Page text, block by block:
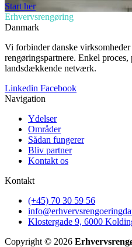
Start her
Erhvervsrengøring
Danmark
Vi forbinder danske
rengøringspartnere. Enkel proces,
landsdækkende netværk.
Linkedin Facebook
Navigation
Ydelser
Områder
Sådan fungerer
Bliv partner
Kontakt os
Kontakt
(+45) 70 30 59 56
Klostergade 9, 6000
Copyright © 2026